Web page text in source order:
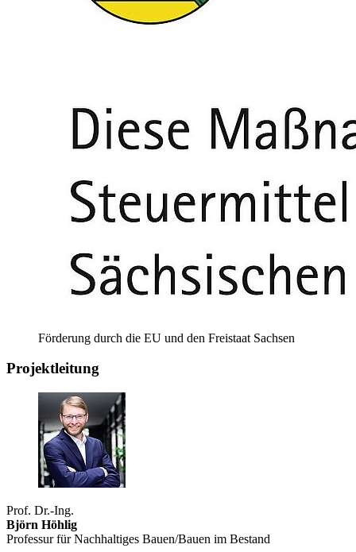
Förderung durch die EU und den Freistaat Sachsen
Projektleitung
Prof. Dr.-Ing.
Björn Höhlig
Professur für Nachhaltiges Bauen/Bauen im Bestand